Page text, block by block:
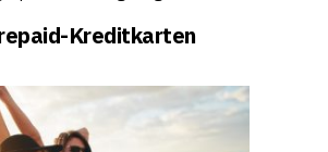
Kreditkarten